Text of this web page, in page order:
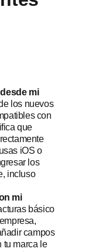
mi
los nuevos
con
que
iOS o
los
incluso
mi
básico
campos
tu marca le